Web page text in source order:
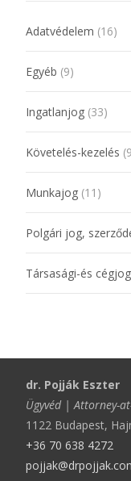
Adatvédelem (16)
Egyéb (9)
Ingatlanjog (33)
Követelés-kezelés
Munkajog (11)
Polgári jog,
Társasági-és cégjog
dr. Pojják Eszter
Ügyvéd | Attorney-
1122 Budapest,
+36 70 638 4272